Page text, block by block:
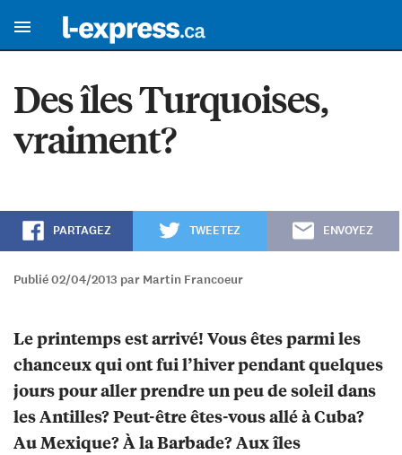
Des îles Turquoises,
vraiment?
PARTAGEZ TWEETEZ ENVOYEZ
Publié 02/04/2013 par Martin Francoeur
Le printemps est arrivé! Vous êtes parmi les
chanceux qui ont fui l’hiver pendant quelques
jours pour aller prendre un peu de soleil dans
les Antilles? Peut-être êtes-vous allé à Cuba?
Au Mexique? À la Barbade? Aux îles